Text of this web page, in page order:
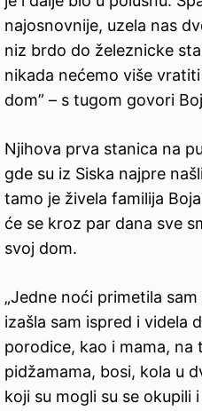
najosnovnije, uzela nas
niz brdo do železnicke
nikada nećemo više
dom” – s tugom govori
Njihova prva stanica na
gde su iz Siska najpre
tamo je živela familija
će se kroz par dana sve
svoj dom.
„Jedne noći primetila
izašla sam ispred i videla
porodice, kao i mama, na
pidžamama, bosi, kola u
koji su mogli su se okupili